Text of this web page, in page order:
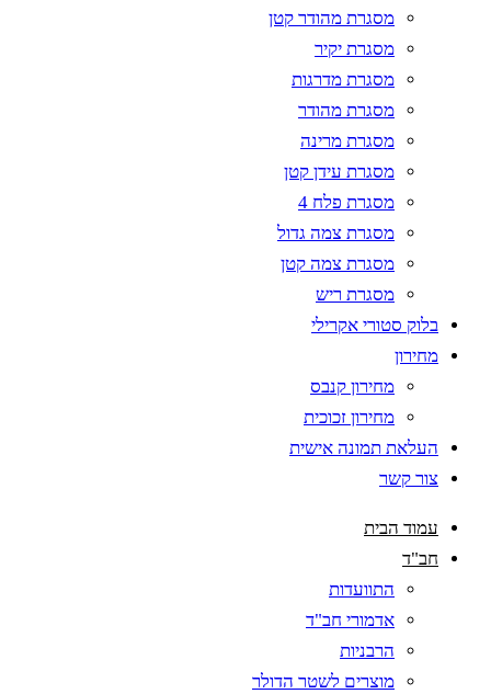
מסגרת מהודר קטן
מסגרת יקיר
מסגרת מדרגות
מסגרת מהודר
מסגרת מרינה
מסגרת עידן קטן
מסגרת פלח 4
מסגרת צמה גדול
מסגרת צמה קטן
מסגרת ריש
בלוק סטורי אקרילי
מחירון
מחירון קנבס
מחירון זכוכית
העלאת תמונה אישית
צור קשר
עמוד הבית
חב"ד
התוועדות
אדמורי חב"ד
הרבניות
מוצרים לשטר הדולר